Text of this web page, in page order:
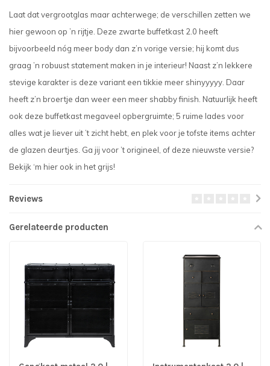
Laat dat vergrootglas maar achterwege; de verschillen zetten we
hier gewoon op ’n rijtje. Deze zwarte buffetkast 2.0 heeft
bijvoorbeeld nóg meer body dan z’n vorige versie; hij komt dus
graag ’n robuust statement maken in je interieur! Naast z’n lekkere
stevige karakter is deze variant een tikkie meer shinyyyyy. Daar
heeft z’n broertje dan weer een meer shabby finish. Natuurlijk heeft
ook deze buffetkast megaveel opbergruimte; 5 ruime lades voor
alles wat je liever uit ’t zicht hebt, en plek voor je tofste items achter
de glazen deurtjes. Ga jij voor ’t origineel, of deze nieuwste versie?
Bekijk ‘m hier ook in het grijs!
Reviews
Gerelateerde producten